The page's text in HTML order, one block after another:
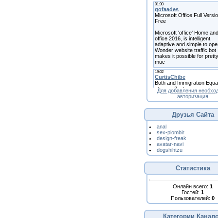
Для добавления
авторизация
Друзья Сайта
anal
sex-plombir
design-freak
avatar-navi
dogshihtzu
Статистика
Онлайн всего: 1
Гостей: 1
Пользователей: 0
Категории